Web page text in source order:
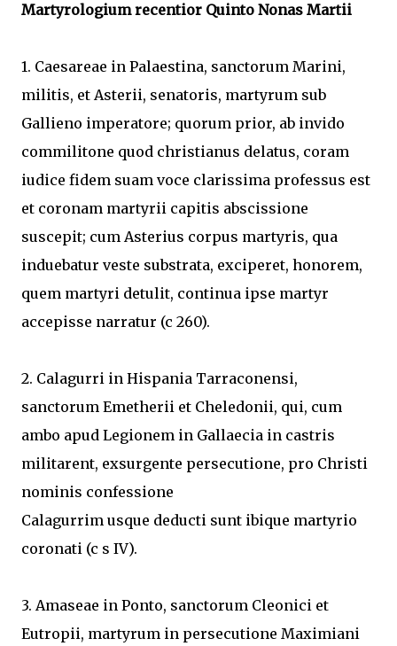
Martyrologium recentior Quinto Nonas Martii
1. Caesareae in Palaestina, sanctorum Marini,
militis, et Asterii, senatoris, martyrum sub
Gallieno imperatore; quorum prior, ab invido
commilitone quod christianus delatus, coram
iudice fidem suam voce clarissima professus est
et coronam martyrii capitis abscissione
suscepit; cum Asterius corpus martyris, qua
induebatur veste substrata, exciperet, honorem,
quem martyri detulit, continua ipse martyr
accepisse narratur (c 260).
2. Calagurri in Hispania Tarraconensi,
sanctorum Emetherii et Cheledonii, qui, cum
ambo apud Legionem in Gallaecia in castris
militarent, exsurgente persecutione, pro Christi
nominis confessione
Calagurrim usque deducti sunt ibique martyrio
coronati (c s IV).
3. Amaseae in Ponto, sanctorum Cleonici et
Eutropii, martyrum in persecutione Maximiani